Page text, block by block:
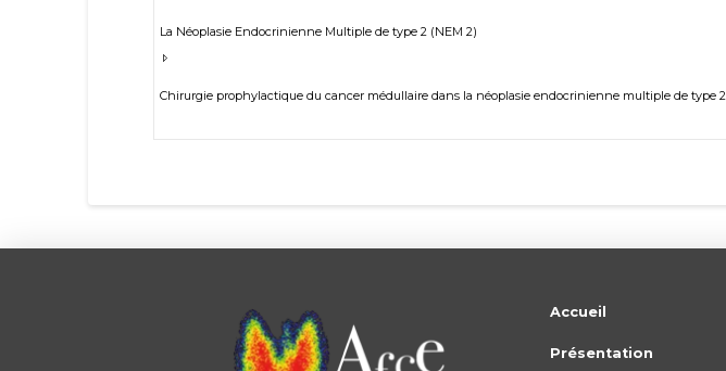
La Néoplasie Endocrinienne Multiple de type 2 (NEM 2)
Chirurgie prophylactique du cancer médullaire dans la néoplasie endocrinienne multiple de type 2
Accueil
Présentation